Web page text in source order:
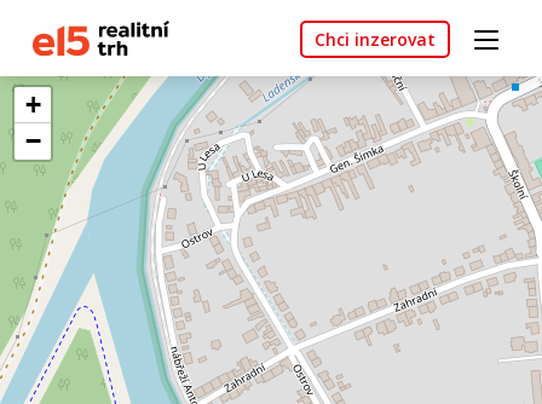
Chci inzerovat
+
−